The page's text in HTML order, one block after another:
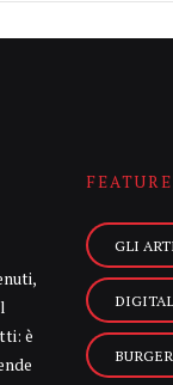
è
GLI
BURGER